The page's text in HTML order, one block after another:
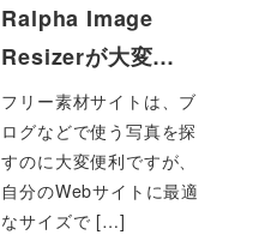
Ralpha Image
Resizerが大変…
フリー素材サイトは、ブ
ログなどで使う写真を探
すのに大変便利ですが、
自分のWebサイトに最適
なサイズで […]